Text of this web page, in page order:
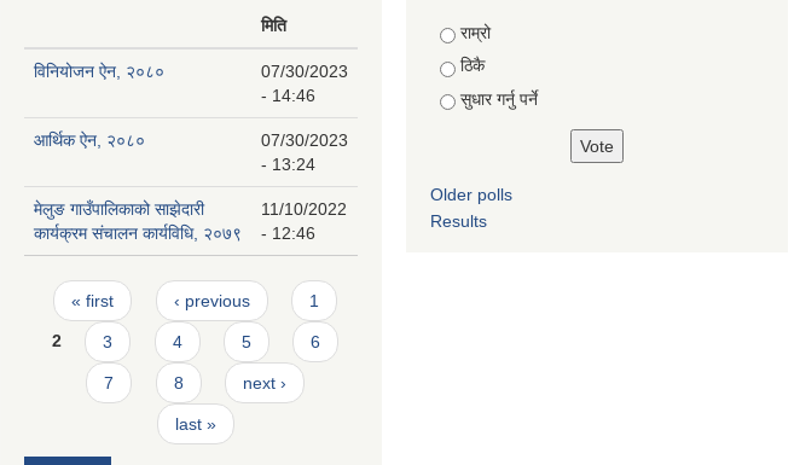
मिति
विनियोजन ऐन, २०८०
07/30/2023
- 14:46
आर्थिक ऐन, २०८०
07/30/2023
- 13:24
मेलुङ गाउँपालिकाको साझेदारी
कार्यक्रम संचालन कार्यविधि, २०७९
11/10/2022
- 12:46
Pages
« first ‹ previous 1
2 3 4 5 6
7 8 next ›
last »
Choices
राम्रो
ठिकै
सुधार गर्नु पर्ने
Older polls
Results